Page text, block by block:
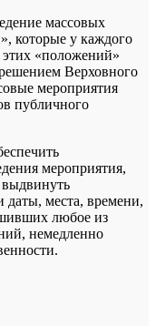
массовых
которые у каждого
этих «положений»
Верховного
мероприятия
публичного
мероприятия,
выдвинуть
даты, места, времени,
любое из
немедленно